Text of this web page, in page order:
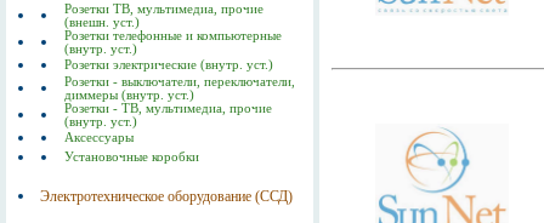
Розетки ТВ, мультимедиа, прочие
(внешн. уст.)
Розетки телефонные и компьютерные
(внутр. уст.)
Розетки электрические (внутр. уст.)
Розетки - выключатели, переключатели,
диммеры (внутр. уст.)
Розетки - ТВ, мультимедиа, прочие
(внутр. уст.)
Аксессуары
Установочные коробки
Электротехническое оборудование (ССД)